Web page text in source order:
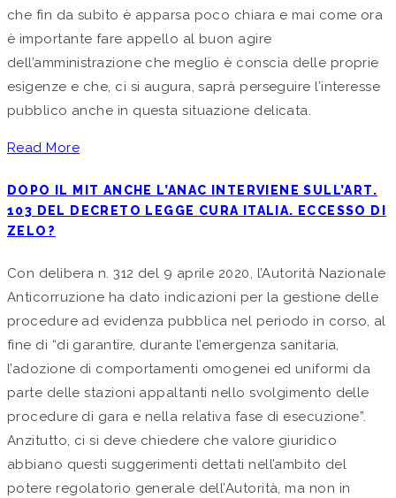
che fin da subito è apparsa poco chiara e mai come ora
è importante fare appello al buon agire
dell’amministrazione che meglio è conscia delle proprie
esigenze e che, ci si augura, saprà perseguire l’interesse
pubblico anche in questa situazione delicata.
Read More
DOPO IL MIT ANCHE L’ANAC INTERVIENE SULL’ART.
103 DEL DECRETO LEGGE CURA ITALIA. ECCESSO DI
ZELO?
Con delibera n. 312 del 9 aprile 2020, l’Autorità Nazionale
Anticorruzione ha dato indicazioni per la gestione delle
procedure ad evidenza pubblica nel periodo in corso, al
fine di “di garantire, durante l’emergenza sanitaria,
l’adozione di comportamenti omogenei ed uniformi da
parte delle stazioni appaltanti nello svolgimento delle
procedure di gara e nella relativa fase di esecuzione”.
Anzitutto, ci si deve chiedere che valore giuridico
abbiano questi suggerimenti dettati nell’ambito del
potere regolatorio generale dell’Autorità, ma non in